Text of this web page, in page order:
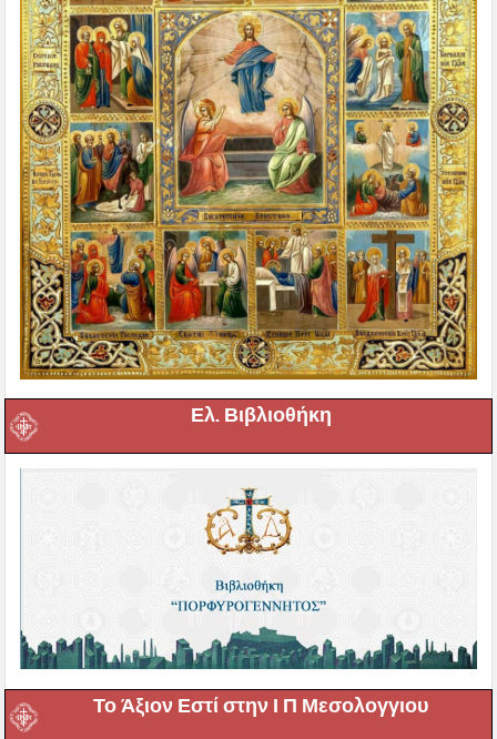
Ελ. Βιβλιοθήκη
Το Άξιον Εστί στην Ι Π Μεσολογγιου